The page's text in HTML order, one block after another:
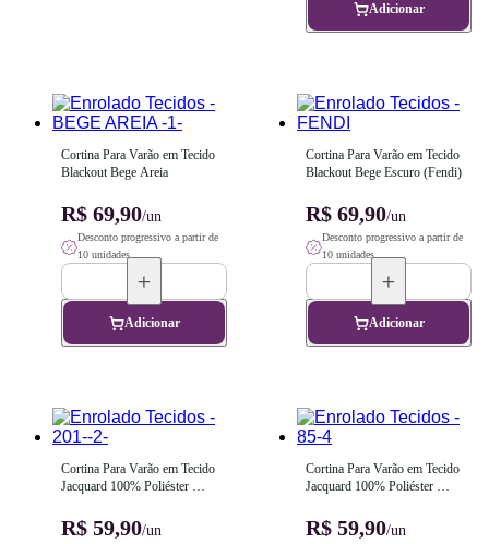
Adicionar
Cortina Para Varão em Tecido
Blackout Bege Areia
R$ 69,90/un
Desconto progressivo a partir de
10 unidades
Adicionar
Cortina Para Varão em Tecido
Blackout Bege Escuro (Fendi)
R$ 69,90/un
Desconto progressivo a partir de
10 unidades
Adicionar
Cortina Para Varão em Tecido
Jacquard 100% Poliéster
R$ 59,90/un
Cortina Para Varão em Tecido
Jacquard 100% Poliéster
R$ 59,90/un